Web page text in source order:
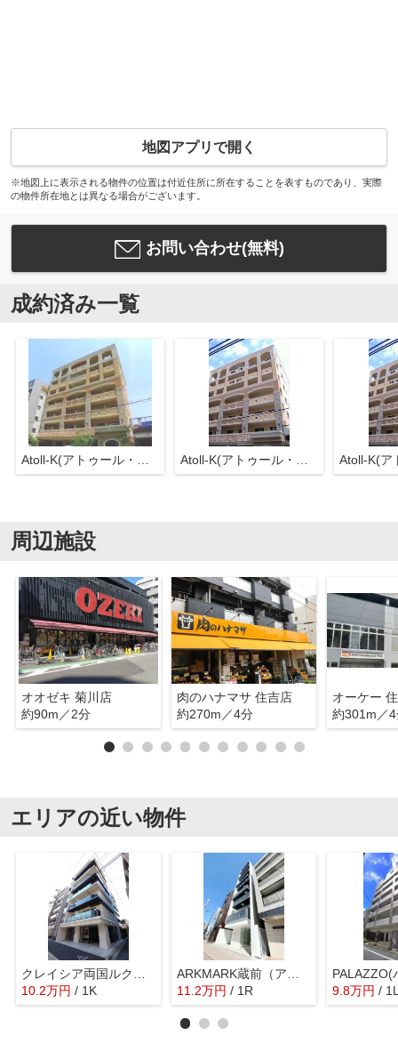
地図アプリで開く
※地図上に表示される物件の位置は付近住所に所在することを表すものであり、実際
の物件所在地とは異なる場合がございます。
お問い合わせ(無料)
成約済み一覧
周辺施設
オオゼキ 菊川店
約90m／2分
肉のハナマサ 住吉店
約270m／4分
オーケー
約301m／
エリアの近い物件
10.2万円 / 1K
11.2万円 / 1R
PALAZZO(
9.8万円 /